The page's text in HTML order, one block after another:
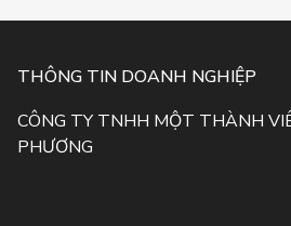
THÔNG TIN DOANH NGHIỆP
CÔNG TY TNHH MỘT THÀNH
PHƯƠNG